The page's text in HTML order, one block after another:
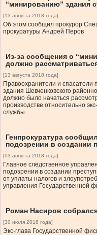
“минированию” здания
[13 августа 2018 года]
Об этом сообщил прокурор
прокуратуры Андрей Перов
Из-за сообщения о
должно
[13 августа 2018 года]
Правоохранители и
здания Шевченковского
должно было начаться
производстве относительно
службы
Генпрокуратура
подозрении в создании
[03 августа 2018 года]
Главное следственное
подозрении в создании
от уплаты налогов и
управления Государственной
Роман Насиров
[30 июля 2018 года]
Экс-глава Государственной